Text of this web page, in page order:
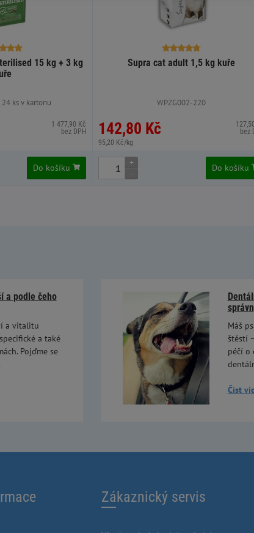
15 kg + 3 kg
ks v kartonu
1 477,90 Kč
bez DPH
Do košíku
Supra cat adult 1,5 kg kuře
WPZG002-220
142,80 Kč
95,20 Kč/kg
bez
+
-
Do košíku
a podle čeho
a vitalitu
a také
Pojďme se
Máš
štěstí
péčí o
Číst
Zákaznický servis